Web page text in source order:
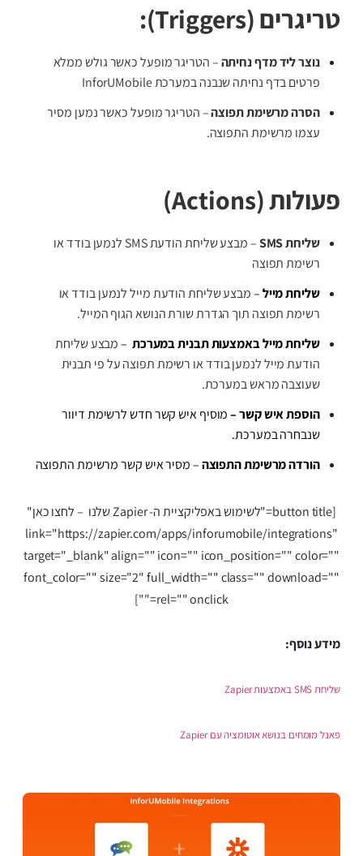
טריגרים (Triggers):
נוצר ליד מדף נחיתה– הטריגר מופעל כאשר גולש ממלא
פרטים בדף נחיתה שנבנה במערכת InforUMobile
הסרה מרשימת תפוצה– הטריגר מופעל כאשר נמען מסיר
עצמו מרשימת התפוצה.
פעולות (Actions)
שליחת SMS
– מבצע שליחת הודעת SMS לנמען בודד או
רשימת תפוצה
שליחת מייל–מבצע שליחת הודעת מייל לנמען בודד או
רשימת תפוצה תוך הגדרת שורת הנושא הגוף המייל.
שליחת מייל באמצעות תבנית במערכת –מבצע שליחת
הודעת מייל לנמען בודד או רשימת תפוצה על פי תבנית
שעוצבה מראש במערכת.
הוספת איש קשר –מוסיף איש קשר חדש לרשימת דיוור
שנבחרה במערכת.
הורדה מרשימת התפוצה– מסיר איש קשר מרשימת התפוצה
[button title="לשימוש באפליקציית ה- Zapier שלנו – לחצו כאן"
link="https://zapier.com/apps/inforumobile/integrations"
target="_blank" align="" icon="" icon_position="" color=""
font_color="" size="2" full_width="" class="" download=""
rel="" onclick=""]
מידע נוסף:
שליחת SMS באמצעות Zapier
פאנל מומחים בנושא אוטומציה עם Zapier